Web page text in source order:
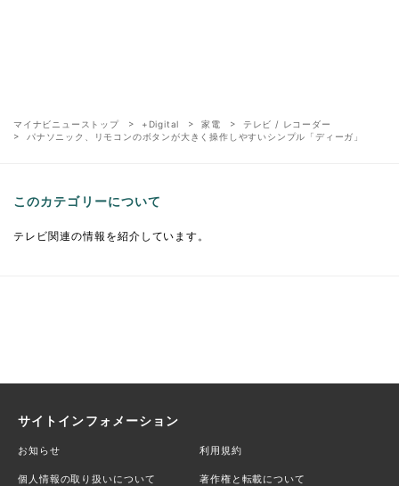
マイナビニューストップ +Digital 家電
テレビ / レコーダー
パナソニック、リモコンのボタンが大きく操作しやすいシンプル「ディーガ」
このカテゴリーについて
テレビ関連の情報を紹介しています。
サイトインフォメーション
お知らせ 利用規約
個人情報の取り扱いについて 著作権と転載について